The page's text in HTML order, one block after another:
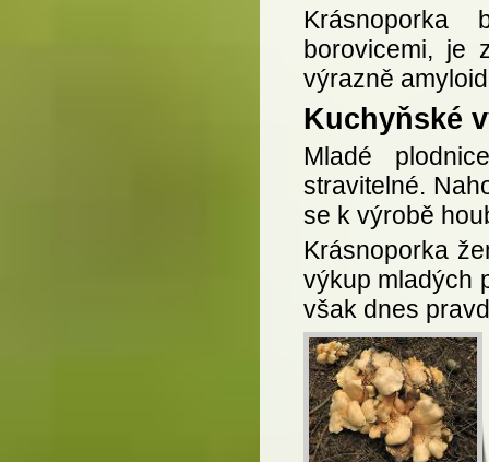
Krásnoporka
borovicemi, je
výrazně
Kuchyňské
Mladé
stravitelné.
se k výrobě
Krásnoporka
výkup mladých
však dnes